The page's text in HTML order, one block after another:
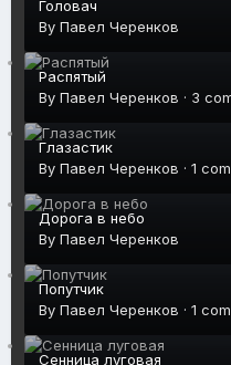
Головач
By Павел Черенков
Распятый
By Павел Черенков · 3
Глазастик
By Павел Черенков · 1
Дорога в небо
By Павел Черенков
Попутчик
By Павел Черенков · 1
Сенница луговая